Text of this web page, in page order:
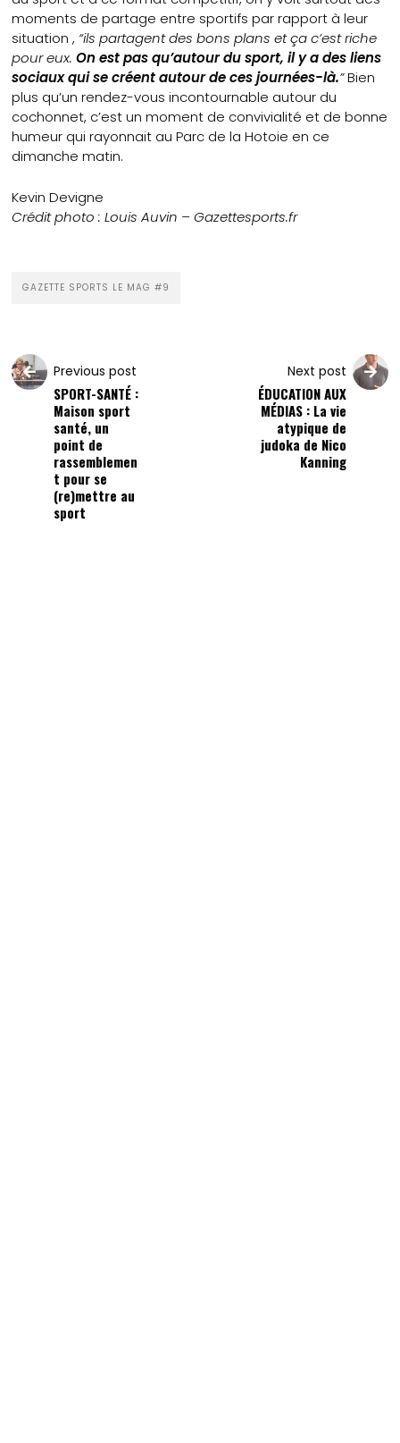
moments de partage entre sportifs par rapport à leur
situation , “ils partagent des bons plans et ça c’est riche
pour eux.On est pas qu’autour du sport, il y a des liens
sociaux qui se créent autour de ces journées-là.”Bien
plus qu’un rendez-vous incontournable autour du
cochonnet, c’est un moment de convivialité et de bonne
humeur qui rayonnait au Parc de la Hotoie en ce
dimanche matin.
Kevin Devigne
Crédit photo : Louis Auvin – Gazettesports.fr
GAZETTE SPORTS LE MAG #9
Previous post
SPORT-SANTÉ :
Maison sport
santé, un
point de
rassemblemen
t pour se
(re)mettre au
sport
Next post
ÉDUCATION AUX
MÉDIAS : La vie
atypique de
judoka de Nico
Kanning